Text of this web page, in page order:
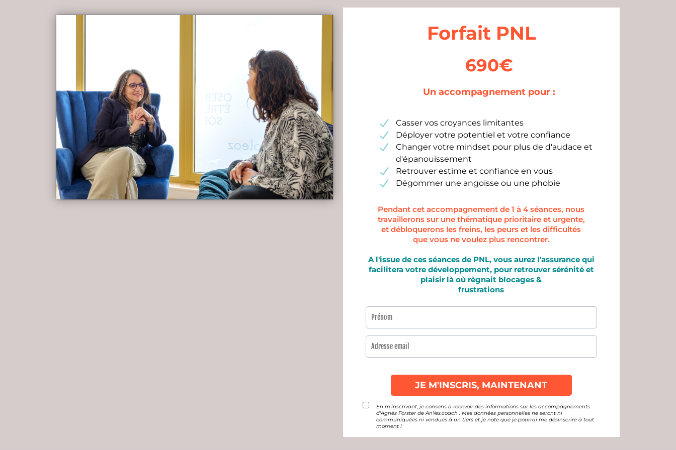
Forfait PNL
690€
Un accompagnement pour :
Casser vos croyances limitantes
Déployer votre potentiel et votre confiance
Changer votre mindset pour plus de d'audace et
d'épanouissement
Retrouver estime et confiance en vous
Dégommer une angoisse ou une phobie
Pendant cet accompagnement de 1 à 4 séances, nous
travaillerons sur une thématique prioritaire et urgente,
et débloquerons les freins, les peurs et les difficultés
que vous ne voulez plus rencontrer.
A l'issue de ces séances de PNL, vous aurez l'assurance qui
facilitera votre développement, pour retrouver sérénité et
plaisir là où règnait blocages &
frustrations
JE M'INSCRIS, MAINTENANT
En m'inscrivant, je consens à recevoir des informations sur les accompagnements
d'Agnès Forster de AnYes.coach . Mes données personnelles ne seront ni
communiquées ni vendues à un tiers et je note que je pourrai me désinscrire à tout
moment !